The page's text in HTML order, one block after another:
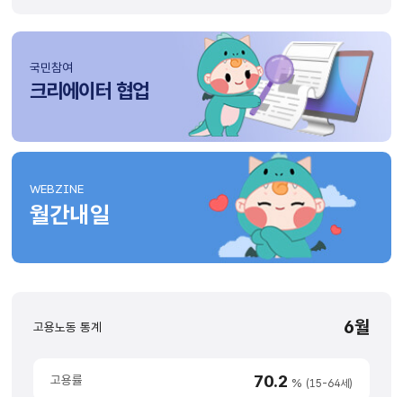
국민참여
크리에이터 협업
WEBZINE
월간내일
고용노동
해당년도의
고용노동 통계 6월
고용률 70.2 % (15-64세)